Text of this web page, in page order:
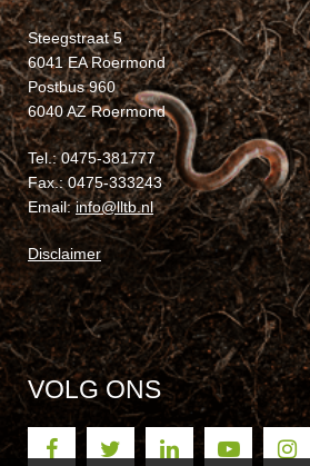
Steegstraat 5
6041 EA Roermond
Postbus 960
6040 AZ Roermond
Tel.: 0475-381777
Fax.: 0475-333243
Email:info@lltb.nl
Disclaimer
VOLG ONS